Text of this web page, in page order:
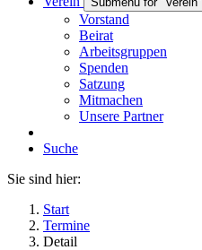
Vorstand
Beirat
Arbeitsgruppen
Spenden
Satzung
Mitmachen
Unsere Partner
Suche
Sie sind hier:
Start
Termine
Detail